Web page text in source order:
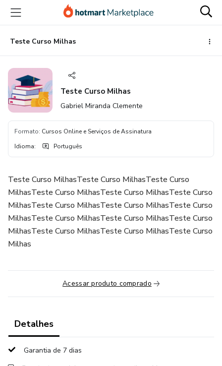
para
conteúdo
principal
para
pagamento
para
rodapé
Teste Curso Milhas
Teste Curso Milhas
Gabriel Miranda Clemente
Formato: Cursos Online e Serviços de Assinatura
Idioma: Português
Teste Curso MilhasTeste Curso MilhasTeste Curso
MilhasTeste Curso MilhasTeste Curso MilhasTeste Curso
MilhasTeste Curso MilhasTeste Curso MilhasTeste Curso
MilhasTeste Curso MilhasTeste Curso MilhasTeste Curso
MilhasTeste Curso MilhasTeste Curso MilhasTeste Curso
Milhas
Acessar produto comprado
Detalhes
Garantia de 7 dias